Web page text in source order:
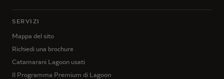
SERVIZI
Mappa del sito
Richiedi una brochure
Catamarani Lagoon usati
Il Programma Premium di Lagoon